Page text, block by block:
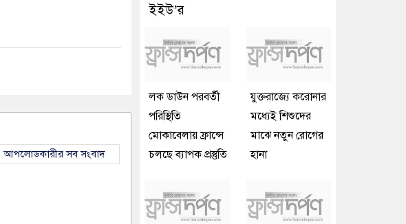
আপলোডকারীর সব সংবাদ
ইইউ’র
লক ডাউন পরবর্তী
পরিস্থিতি
মোকাবেলায় ফ্রান্সে
চলছে ব্যাপক প্রস্তুতি
যুক্তরাজ্যে করোনার
মধ্যেই শিশুদের
মাঝে নতুন রোগের
হানা